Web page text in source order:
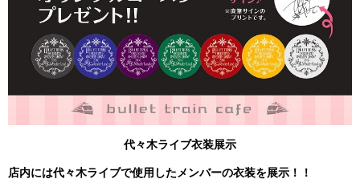
代々木ライブ衣装展示
店内には代々木ライブで使用したメンバーの衣装を展示！！